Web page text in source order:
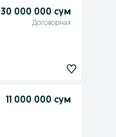
30 000 000 сум
Договорная
11 000 000 сум